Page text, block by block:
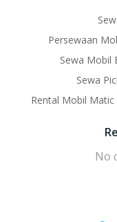
Persewaan
Sewa Mobil
Sewa
Rental Mobil
No